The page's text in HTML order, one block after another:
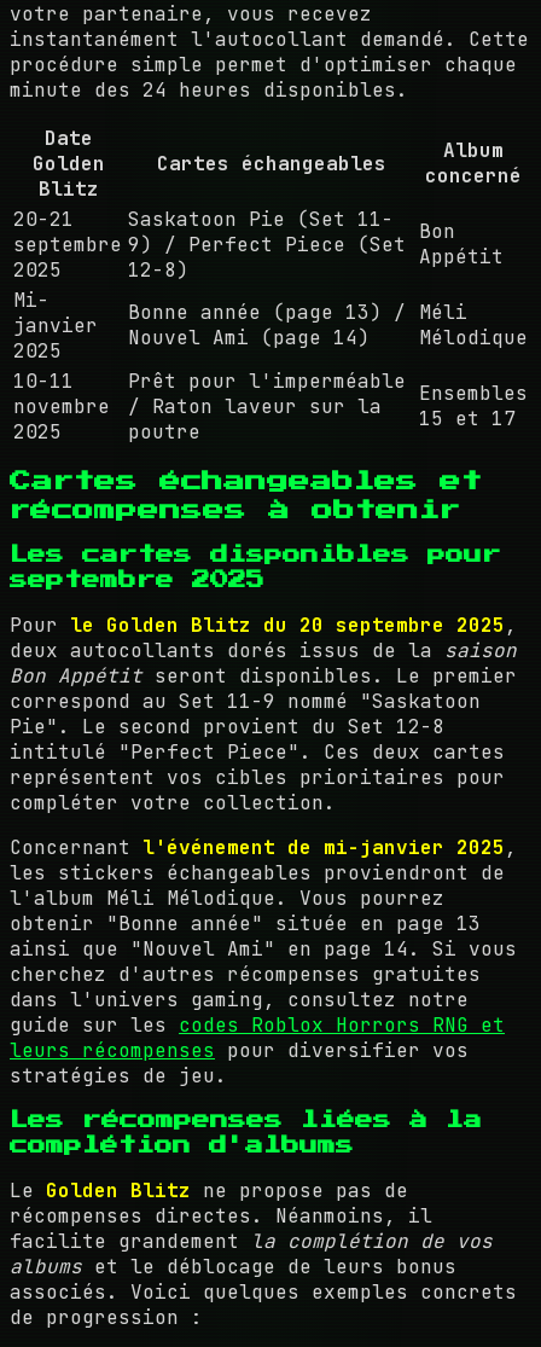
votre partenaire, vous recevez
instantanément l'autocollant demandé. Cette
procédure simple permet d'optimiser chaque
minute des 24 heures disponibles.
Date
Golden
Blitz
Cartes échangeables
Album
concerné
20-21
septembre
2025
Saskatoon Pie (Set 11-
9) / Perfect Piece (Set
12-8)
Bon
Appétit
Mi-
janvier
2025
Bonne année (page 13) /
Nouvel Ami (page 14)
Méli
Mélodique
10-11
novembre
2025
Prêt pour l'imperméable
/ Raton laveur sur la
poutre
Ensembles
15 et 17
Cartes échangeables et
récompenses à obtenir
Les cartes disponibles pour
septembre 2025
Pour le Golden Blitz du 20 septembre 2025 ,
deux autocollants dorés issus de la saison
Bon Appétitseront disponibles. Le premier
correspond au Set 11-9 nommé "Saskatoon
Pie". Le second provient du Set 12-8
intitulé "Perfect Piece". Ces deux cartes
représentent vos cibles prioritaires pour
compléter votre collection.
Concernant l'événement de mi-janvier 2025 ,
les stickers échangeables proviendront de
l'album Méli Mélodique. Vous pourrez
obtenir "Bonne année" située en page 13
ainsi que "Nouvel Ami" en page 14. Si vous
cherchez d'autres récompenses gratuites
dans l'univers gaming, consultez notre
guide sur les codes Roblox Horrors RNG et
leurs récompenses pour diversifier vos
stratégies de jeu.
Les récompenses liées à la
complétion d'albums
Le Golden Blitz ne propose pas de
récompenses directes. Néanmoins, il
facilite grandement
la complétion de vos
albums et le déblocage de leurs bonus
associés. Voici quelques exemples concrets
de progression :